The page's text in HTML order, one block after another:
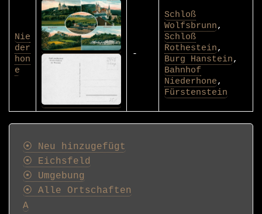
Nie
der
hon
e
-
Schloß
Wolfsbrunn,
Schloß
Rothestein,
Burg Hanstein,
Bahnhof
Niederhone,
Fürstenstein
Postkarten
⦿ Neu hinzugefügt
⦿ Eichsfeld
⦿ Umgebung
⦿ Alle Ortschaften
A